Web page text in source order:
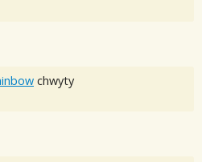
chwyty